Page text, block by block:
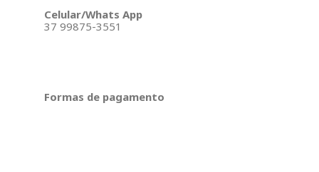
Celular/Whats App
37 99875-3551
Formas de pagamento